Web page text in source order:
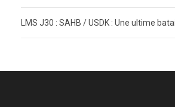
LMS J30 : SAHB / USDK : Une ultime